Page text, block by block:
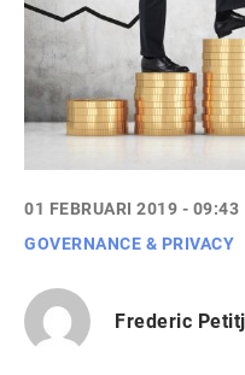
01 FEBRUARI 2019 - 09:43
GOVERNANCE & PRIVACY
Frederic